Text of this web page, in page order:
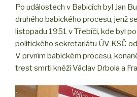
Po událostech v Babicích byl Jan
druhého babického procesu, jenž
listopadu 1951 v Třebíči, kde byl
politického sekretariátu ÚV KSČ
V prvním babickém procesu,
trest smrti kněží Václav Drbola a